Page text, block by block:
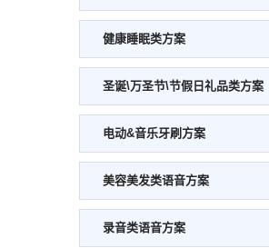
健康睡眠类方案
圣诞\万圣节\节假日礼品类方案
电动&音乐牙刷方案
美容美发类语音方案
录音类语音方案